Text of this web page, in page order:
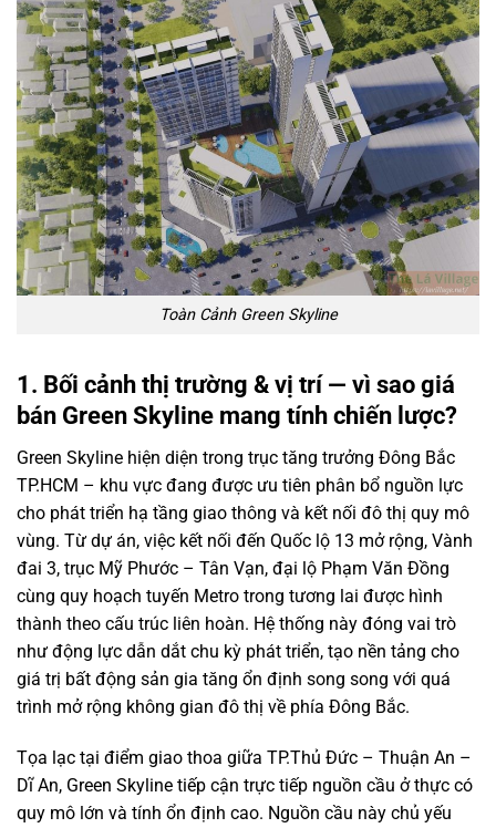
Toàn Cảnh Green Skyline
1. Bối cảnh thị trường & vị trí — vì sao giá
bán Green Skyline mang tính chiến lược?
Green Skyline hiện diện trong trục tăng trưởng Đông Bắc
TP.HCM – khu vực đang được ưu tiên phân bổ nguồn lực
cho phát triển hạ tầng giao thông và kết nối đô thị quy mô
vùng. Từ dự án, việc kết nối đến Quốc lộ 13 mở rộng, Vành
đai 3, trục Mỹ Phước – Tân Vạn, đại lộ Phạm Văn Đồng
cùng quy hoạch tuyến Metro trong tương lai được hình
thành theo cấu trúc liên hoàn. Hệ thống này đóng vai trò
như động lực dẫn dắt chu kỳ phát triển, tạo nền tảng cho
giá trị bất động sản gia tăng ổn định song song với quá
trình mở rộng không gian đô thị về phía Đông Bắc.
Tọa lạc tại điểm giao thoa giữa TP.Thủ Đức – Thuận An –
Dĩ An, Green Skyline tiếp cận trực tiếp nguồn cầu ở thực có
quy mô lớn và tính ổn định cao. Nguồn cầu này chủ yếu